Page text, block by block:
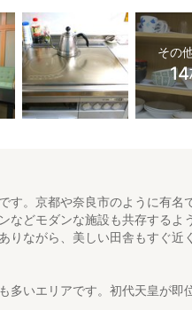
その
す。京都や奈良市のように有名
などモダンな施設も共存するよ
ながら、美しい田舎もすぐ近
多いエリアです。初代天皇が即